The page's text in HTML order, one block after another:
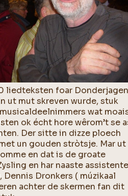
liedteksten foar
ut mut skreven wurde, stuk
wat
ok écht hore wêrom’t se
Der sitte in dizze ploech
un gouden stròtsje. Mar ut
en dat is de groate
en har naaste
Dennis Dronkers ( múzikaal
achter de skermen fan dit